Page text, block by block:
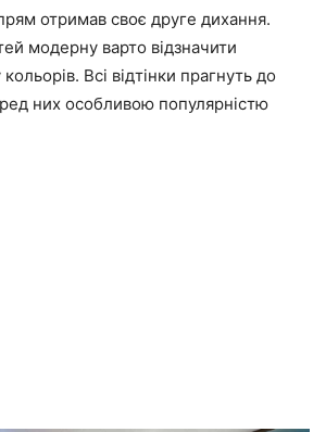
отримав своє друге дихання.
модерну варто відзначити
Всі відтінки прагнуть до
них особливою популярністю